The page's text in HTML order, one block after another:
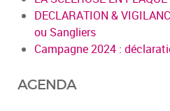
DECLARATION &
ou Sangliers
Campagne 2024 :
AGENDA